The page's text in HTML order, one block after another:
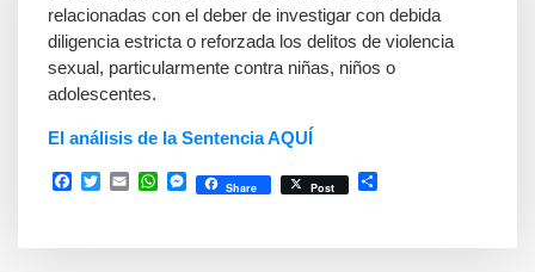
relacionadas con el deber de investigar con debida
diligencia estricta o reforzada los delitos de violencia
sexual, particularmente contra niñas, niños o
adolescentes.
El análisis de la Sentencia AQUÍ
Facebook
TwitterEmailWhatsApp
Messenger
Share Post